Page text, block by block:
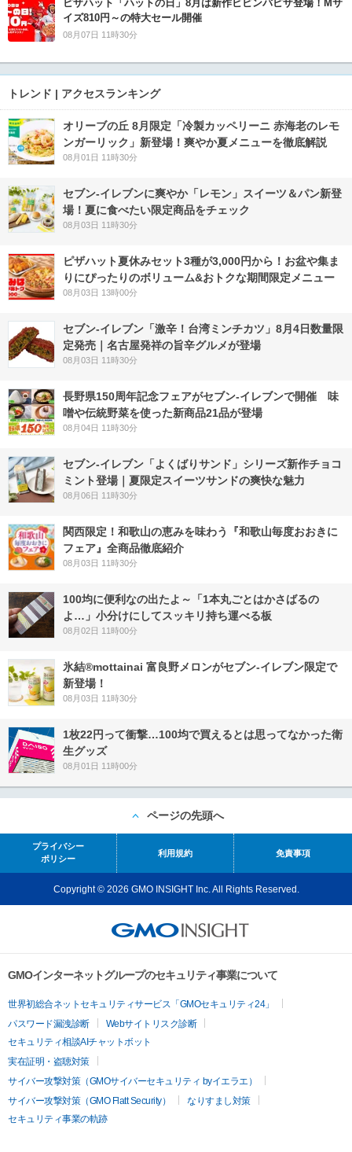
ピザハット「ハットの日」8月は新作ビビンバピザ登場！Mサ
イズ810円～の特大セール開催
08月07日 11時30分
トレンド | アクセスランキング
オリーブの丘 8月限定「冷製カッペリーニ 赤海老のレモ
ンガーリック」新登場！爽やか夏メニューを徹底解説
08月01日 11時30分
セブン‐イレブンに爽やか「レモン」スイーツ＆パン新登
場！夏に食べたい限定商品をチェック
08月03日 11時30分
ピザハット夏休みセット3種が3,000円から！お盆や集ま
りにぴったりのボリューム&おトクな期間限定メニュー
08月03日 13時00分
セブン-イレブン「激辛！台湾ミンチカツ」8月4日数量限
定発売｜名古屋発祥の旨辛グルメが登場
08月03日 11時30分
長野県150周年記念フェアがセブン-イレブンで開催 味
噌や伝統野菜を使った新商品21品が登場
08月04日 11時30分
セブン‐イレブン「よくばりサンド」シリーズ新作チョコ
ミント登場｜夏限定スイーツサンドの爽快な魅力
08月06日 11時30分
関西限定！和歌山の恵みを味わう『和歌山毎度おおきに
フェア』全商品徹底紹介
08月03日 11時30分
100均に便利なの出たよ～「1本丸ごとはかさばるの
よ…」小分けにしてスッキリ持ち運べる板
08月02日 11時00分
氷結®mottainai 富良野メロンがセブン‐イレブン限定で
新登場！
08月03日 11時30分
1枚22円って衝撃…100均で買えるとは思ってなかった衛
生グッズ
08月01日 11時00分
ページの先頭へ
プライバシー
ポリシー
利用規約 免責事項
Copyright © 2026 GMO INSIGHT Inc. All Rights Reserved.
GMOインターネットグループのセキュリティ事業について
世界初総合ネットセキュリティサービス「GMOセキュリティ24」
パスワード漏洩診断
Webサイトリスク診断
セキュリティ相談AIチャットボット
実在証明・盗聴対策
サイバー攻撃対策（GMOサイバーセキュリティ byイエラエ）
サイバー攻撃対策（GMO Flatt Security）
なりすまし対策
セキュリティ事業の軌跡